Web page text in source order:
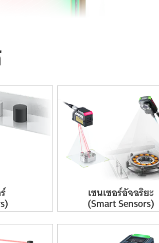
เซนเซอร์อัจฉริยะ
(SmartSensors)